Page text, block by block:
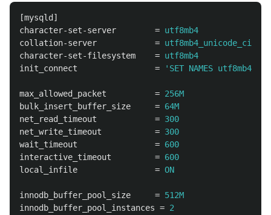
[mysqld]
character-set-server
= utf8mb4
collation-server
= utf8mb4_unicode_ci
character-set-filesystem
= utf8mb4
init_connect
= 'SET NAMES utf8mb4'
max_allowed_packet = 256M
bulk_insert_buffer_size
= 64M
net_read_timeout
= 300
net_write_timeout
= 300
wait_timeout
= 600
interactive_timeout
= 600
local_infile
= ON
innodb_buffer_pool_size = 512M
innodb_buffer_pool_instances = 2